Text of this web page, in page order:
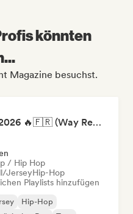
könnten
Magazine besuchst.
RAP FRANÇAIS 2026 🔥🇫🇷 (Way Records)
/ Hip Hop
JerseyHip-Hop
Playlists hinzufügen
Hip-Hop